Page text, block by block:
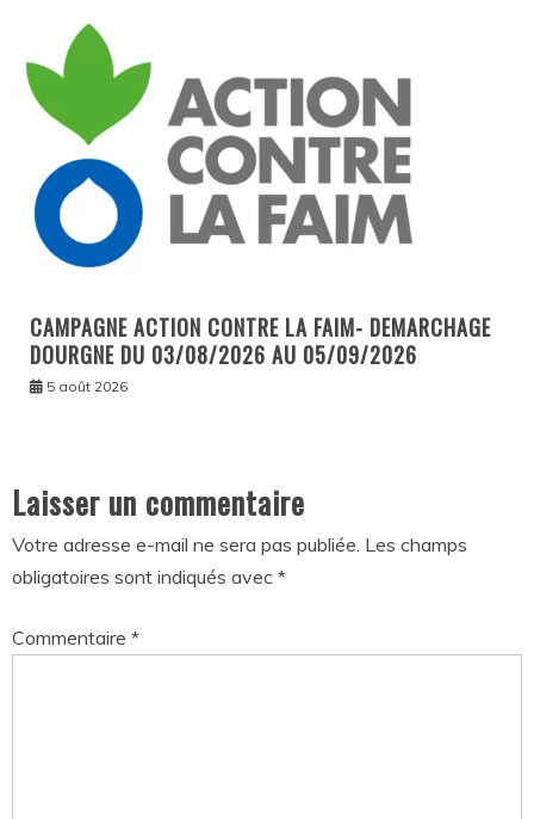
CAMPAGNE ACTION CONTRE LA FAIM- DEMARCHAGE
DOURGNE DU 03/08/2026 AU 05/09/2026
5 août 2026
Laisser un commentaire
Votre adresse e-mail ne sera pas publiée. Les champs
obligatoires sont indiqués avec *
Commentaire *